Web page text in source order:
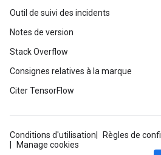
Outil de suivi des incidents
Notes de version
Stack Overflow
Consignes relatives à la marque
Citer TensorFlow
Conditions d'utilisation
Règles de
Manage cookies